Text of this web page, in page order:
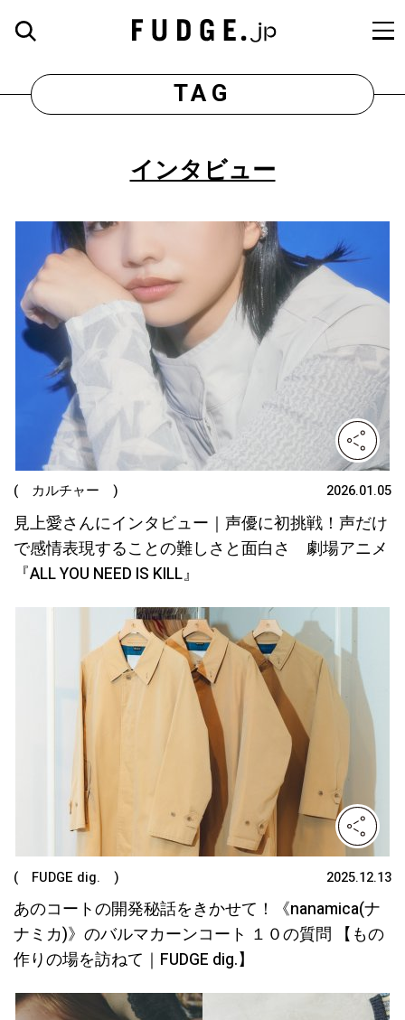
TAG
インタビュー
( カルチャー ) 2026.01.05
見上愛さんにインタビュー｜声優に初挑戦！声だけ
で感情表現することの難しさと面白さ 劇場アニメ
『ALL YOU NEED IS KILL』
( FUDGE dig. ) 2025.12.13
あのコートの開発秘話をきかせて！《nanamica(ナ
ナミカ)》のバルマカーンコート １０の質問 【もの
作りの場を訪ねて｜FUDGE dig.】